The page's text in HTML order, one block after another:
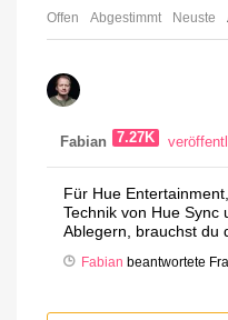
Offen Abgestimmt Neuste
Fabian 7.27K
Für Hue
Technik von Hue Sync
Ablegern, brauchst du
Fabian beantwortete